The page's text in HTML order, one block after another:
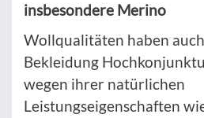
insbesondere Merino
Wollqualitäten haben
Bekleidung
wegen ihrer natürlichen
Leistungseigenschaften